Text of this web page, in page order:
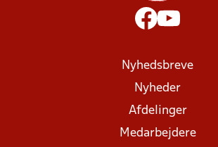
Nyhedsbreve
Nyheder
Afdelinger
Medarbejdere